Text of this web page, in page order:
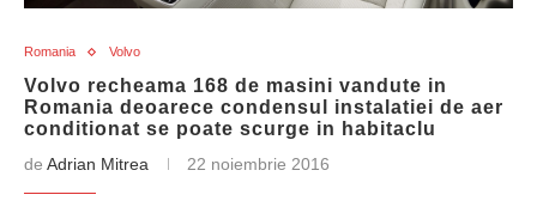
Romania Volvo
Volvo recheama 168 de masini vandute in
Romania deoarece condensul instalatiei de aer
conditionat se poate scurge in habitaclu
de Adrian Mitrea 22 noiembrie 2016